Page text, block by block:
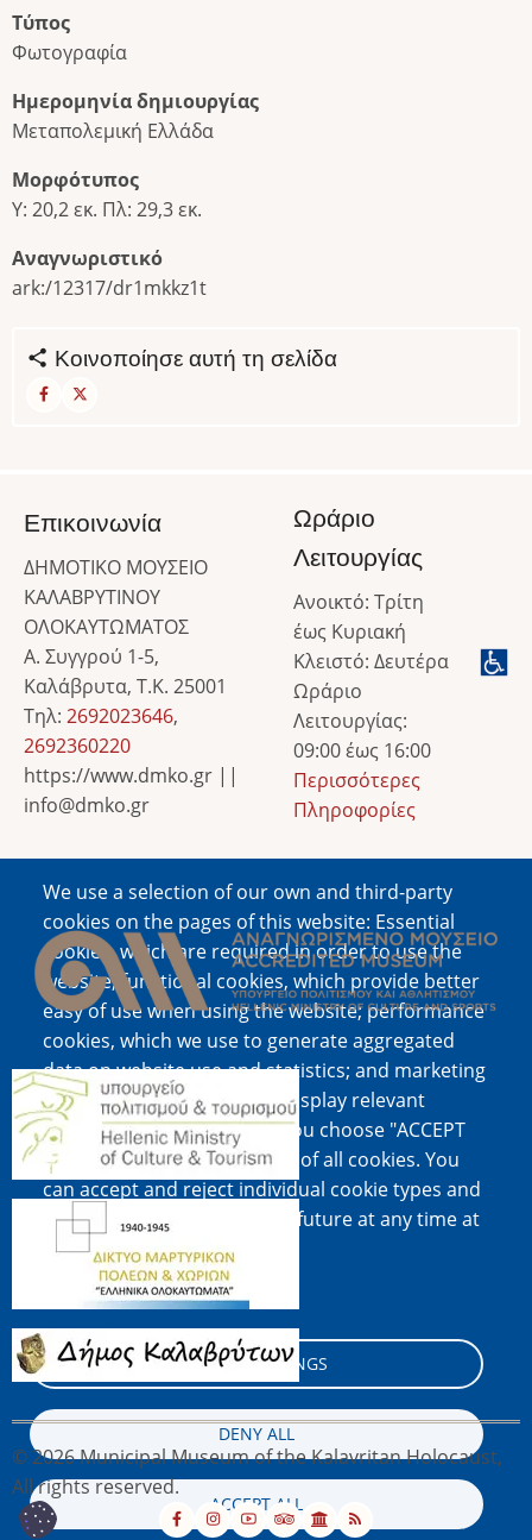
Τύπος
Φωτογραφία
Ημερομηνία δημιουργίας
Μεταπολεμική Ελλάδα
Μορφότυπος
Υ: 20,2 εκ. Πλ: 29,3 εκ.
Αναγνωριστικό
ark:/12317/dr1mkkz1t
Κοινοποίησε αυτή τη σελίδα
We use a selection of our own and third-party
cookies on the pages of this website: Essential
cookies, which are required in order to use the
website; functional cookies, which provide better
easy of use when using the website; performance
cookies, which we use to generate aggregated
data on website use and statistics; and marketing
cookies, which are used to display relevant
content and advertising. If you choose "ACCEPT
ALL", you consent to the use of all cookies. You
can accept and reject individual cookie types and
revoke your consent for the future at any time at
"Settings".
Cookie documentation
COOKIE SETTINGS
DENY ALL
ACCEPT ALL
Επικοινωνία
ΔΗΜΟΤΙΚΟ ΜΟΥΣΕΙΟ
ΚΑΛΑΒΡΥΤΙΝΟΥ
ΟΛΟΚΑΥΤΩΜΑΤΟΣ
Α. Συγγρού 1-5,
Καλάβρυτα, Τ.Κ. 25001
Τηλ: 2692023646,
2692360220
https://www.dmko.gr ||
info@dmko.gr
Ωράριο
Λειτουργίας
Ανοικτό: Τρίτη
έως Κυριακή
Κλειστό: Δευτέρα
Ωράριο
Λειτουργίας:
09:00 έως 16:00
Περισσότερες
Πληροφορίες
Image
Image
Image
Image
© 2026 Municipal Museum of the Kalavritan Holocaust,
All rights reserved.